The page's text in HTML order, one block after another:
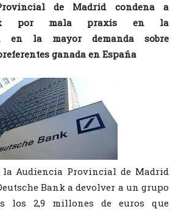
de Madrid condena a
por mala praxis en la
en la mayor demanda sobre
ganada en España
la Audiencia Provincial de Madrid
Bank a devolver a un grupo
los 2,9 millones de euros que